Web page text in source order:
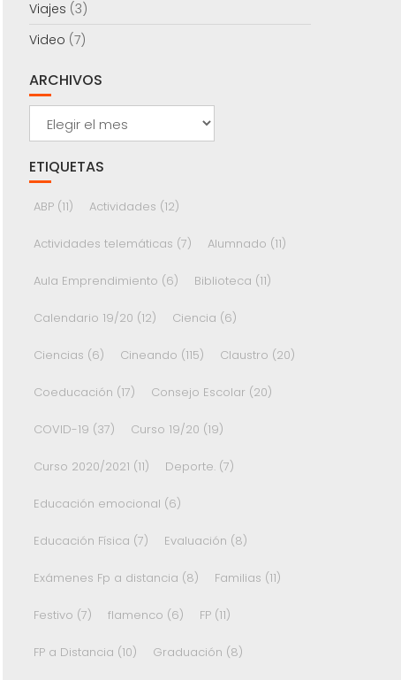
Viajes (3)
Video (7)
ARCHIVOS
Archivos
ETIQUETAS
ABP(11) Actividades (12)
Actividades telemáticas (7) Alumnado (11)
Aula Emprendimiento (6) Biblioteca (11)
Calendario 19/20 (12) Ciencia (6)
Ciencias (6) Cineando (115) Claustro (20)
Coeducación (17) Consejo Escolar (20)
COVID-19 (37) Curso 19/20 (19)
Curso 2020/2021 (11) Deporte.(7)
Educación emocional (6)
Educación Física (7) Evaluación (8)
Exámenes Fp a distancia (8) Familias (11)
Festivo (7) flamenco (6) FP(11)
FP a Distancia (10) Graduación (8)